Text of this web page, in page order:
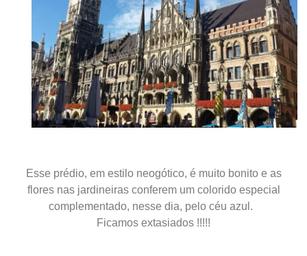
Esse prédio, em estilo neogótico, é muito bonito e as
flores nas jardineiras conferem um colorido especial
complementado, nesse dia, pelo céu azul.
Ficamos extasiados !!!!!